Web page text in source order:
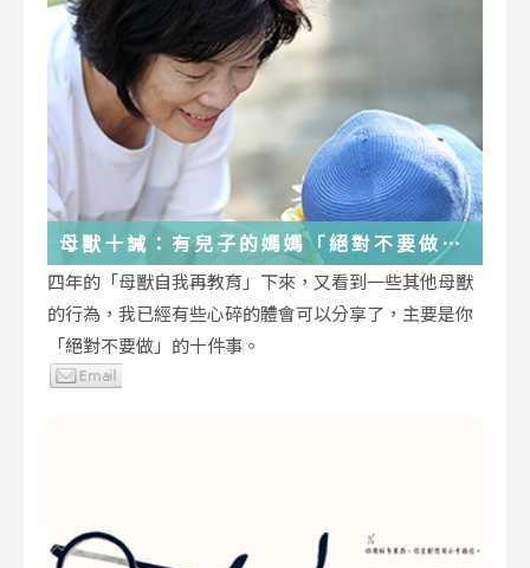
母獸十誡：有兒子的媽媽「絕對不要做」
的十件事
四年的「母獸自我再教育」下來，又看到一些其他母獸
的行為，我已經有些心碎的體會可以分享了，主要是你
「絕對不要做」的十件事。